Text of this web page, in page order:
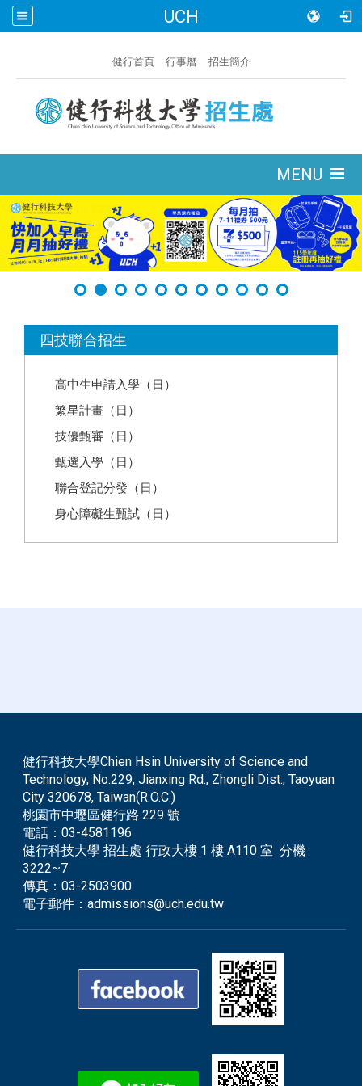
UCH
健行首頁 行事曆 招生簡介
MENU
四技聯合招生
高中生申請入學（日）
繁星計畫（日）
技優甄審（日）
甄選入學（日）
聯合登記分發（日）
身心障礙生甄試（日）
健行科技大學Chien Hsin University of Science and
Technology, No.229, Jianxing Rd., Zhongli Dist., Taoyuan
City 320678, Taiwan(R.O.C.)
桃園市中壢區健行路 229 號
電話：03-4581196
健行科技大學 招生處 行政大樓 1 樓 A110 室 分機
3222~7
傳真：03-2503900
電子郵件：admissions@uch.edu.tw